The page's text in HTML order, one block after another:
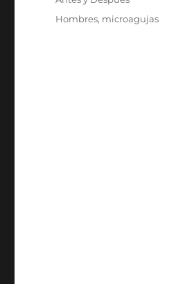
Etiquetas
Hombres, microagujas